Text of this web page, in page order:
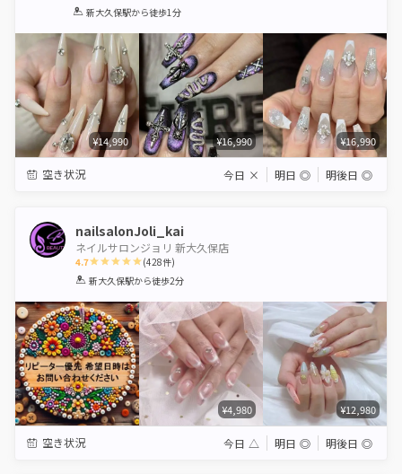
1 2 3 4 5
新大久保駅から徒歩1分
¥14,990 ¥16,990 ¥16,990
空き状況 今日 × 明日 ◎ 明後日 ◎
nailsalonJoli_kai
ネイルサロンジョリ 新大久保店
4.7
1 2 3 4 5
(428件)
新大久保駅から徒歩2分
¥4,980 ¥12,980
空き状況 今日 △ 明日 ◎ 明後日 ◎